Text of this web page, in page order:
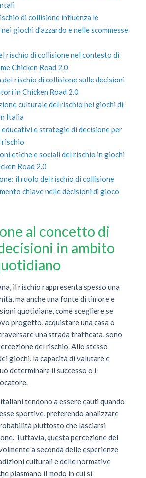
di collisione influenza le
giochi d’azzardo e nelle scommesse
rischio di collisione nel contesto di
Chicken Road 2.0
del rischio di collisione sulle decisioni
in Chicken Road 2.0
culturale del rischio nei giochi di
Italia
educativi e strategie di decisione per
etiche e sociali del rischio in giochi
Road 2.0
il ruolo del rischio di collisione
chiave nelle decisioni di gioco
al concetto di
in ambito
il rischio rappresenta spesso una
ma anche una fonte di timore e
quotidiane, come scegliere se
progetto, acquistare una casa o
una strada trafficata, sono
del rischio. Allo stesso
giochi, la capacità di valutare e
determinare il successo o il
tendono a essere cauti quando
sportive, preferendo analizzare
piuttosto che lasciarsi
Tuttavia, questa percezione del
a seconda delle esperienze
culturali e delle normative
plasmano il modo in cui si